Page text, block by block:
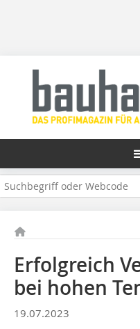
Erfolgreich
bei hohen
19.07.2023